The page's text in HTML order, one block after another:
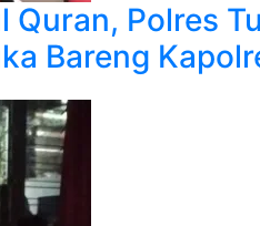
Quran, Polres
Bareng